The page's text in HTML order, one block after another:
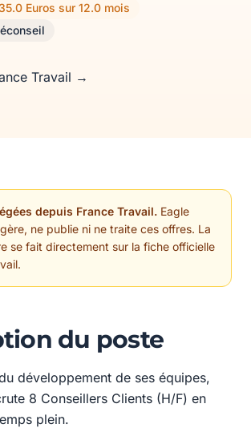
Euros sur 12.0 mois
Travail →
depuis France Travail. Eagle
ne publie ni ne traite ces offres. La
se fait directement sur la fiche officielle
du poste
développement de ses équipes,
8 Conseillers Clients (H/F) en
plein.